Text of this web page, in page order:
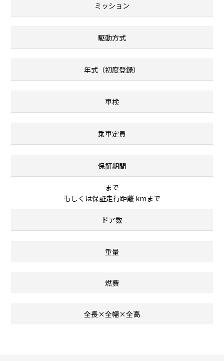
ミッション
駆動方式
年式（初度登録）
車検
乗車定員
保証期間
まで
もしくは保証走行距離 kmまで
ドア数
重量
燃費
全長×全幅×全高